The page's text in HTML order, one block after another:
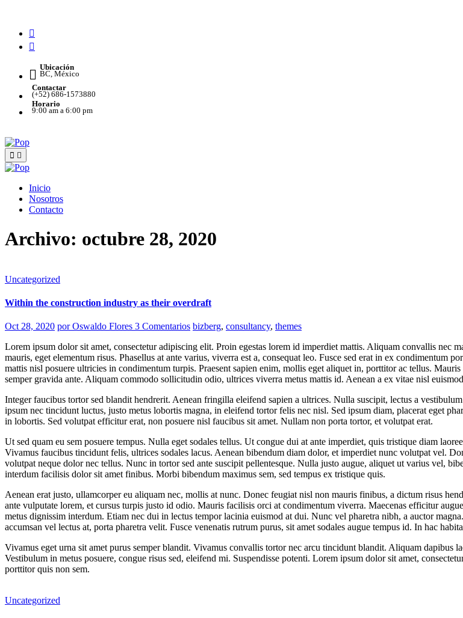
contenido
Ubicación
BC, México
Contactar
(+52) 686-1573880
Horario
9:00 am a 6:00 pm
Inicio
Nosotros
Contacto
Archivo: octubre 28, 2020
Uncategorized
Within the construction industry as their overdraft
Oct 28, 2020 por Oswaldo Flores 3 Comentarios bizberg, consultancy, themes
Lorem ipsum dolor sit amet, consectetur adipiscing elit. Proin egestas lorem id imperdiet mattis. Aliquam convallis nec
mauris, eget elementum risus. Phasellus at ante varius, viverra est a, consequat leo. Fusce sed erat in ex
mattis nisl posuere ultricies in condimentum turpis. Praesent sapien enim, mollis eget aliquet in, porttitor ac tellus.
semper gravida ante. Aliquam commodo sollicitudin odio, ultrices viverra metus mattis id. Aenean a ex vitae nisl
Integer faucibus tortor sed blandit hendrerit. Aenean fringilla eleifend sapien a ultrices. Nulla suscipit, lectus a
ipsum nec tincidunt luctus, justo metus lobortis magna, in eleifend tortor felis nec nisl. Sed ipsum diam, placerat eget
in lobortis. Sed volutpat efficitur erat, non posuere nisl faucibus sit amet. Nullam non porta tortor, et volutpat erat.
Ut sed quam eu sem posuere tempus. Nulla eget sodales tellus. Ut congue dui at ante imperdiet, quis tristique diam
Vivamus faucibus tincidunt felis, ultrices sodales lacus. Aenean bibendum diam dolor, et imperdiet nunc volutpat vel.
volutpat neque dolor nec tellus. Nunc in tortor sed ante suscipit pellentesque. Nulla justo augue, aliquet ut varius vel,
interdum facilisis dolor sit amet finibus. Morbi bibendum maximus sem, sed tempus ex tristique quis.
Aenean erat justo, ullamcorper eu aliquam nec, mollis at nunc. Donec feugiat nisl non mauris finibus, a dictum risus
ante vulputate lorem, et cursus turpis justo id odio. Mauris facilisis orci at condimentum viverra. Maecenas efficitur
metus dignissim interdum. Etiam nec dui in lectus tempor lacinia euismod at dui. Nunc vel pharetra nibh, a auctor
accumsan vel lectus at, porta pharetra velit. Fusce venenatis rutrum purus, sit amet sodales augue tempus id. In hac
Vivamus eget urna sit amet purus semper blandit. Vivamus convallis tortor nec arcu tincidunt blandit. Aliquam dapibus
Vestibulum in metus posuere, congue risus sed, eleifend mi. Suspendisse potenti. Lorem ipsum dolor sit amet,
porttitor quis non sem.
Uncategorized